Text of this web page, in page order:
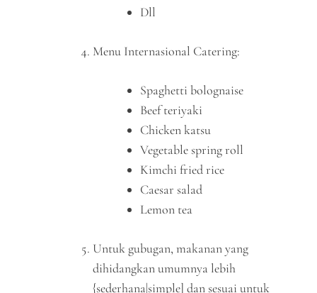
Dll
Menu Internasional Catering:
Spaghetti bolognaise
Beef teriyaki
Chicken katsu
Vegetable spring roll
Kimchi fried rice
Caesar salad
Lemon tea
Untuk gubugan, makanan yang
dihidangkan umumnya lebih
{sederhana|simple] dan sesuai untuk